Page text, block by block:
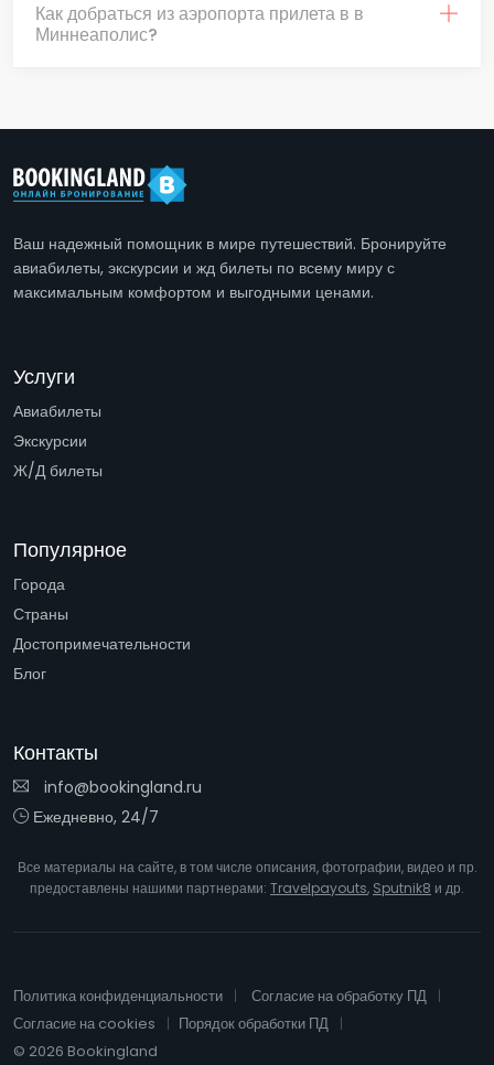
Как добраться из аэропорта прилета в в
Миннеаполис?
Ваш надежный помощник в мире путешествий. Бронируйте
авиабилеты, экскурсии и жд билеты по всему миру с
максимальным комфортом и выгодными ценами.
Услуги
Авиабилеты
Экскурсии
Ж/Д билеты
Популярное
Города
Страны
Достопримечательности
Блог
Контакты
info@bookingland.ru
Ежедневно, 24/7
Все материалы на сайте, в том числе описания, фотографии, видео и пр.
предоставлены нашими партнерами: Travelpayouts, Sputnik8 и др.
Политика конфиденциальности
Согласие на обработку ПД
Согласие на cookies
Порядок обработки ПД
© 2026 Bookingland